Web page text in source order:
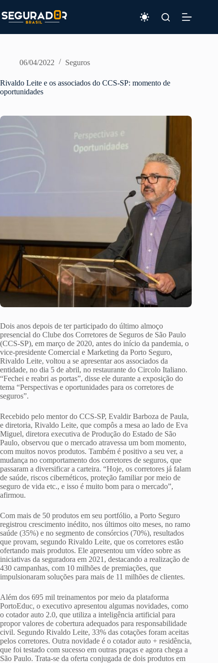
para
o
06/04/2022 Seguros
Rivaldo Leite e os associados do CCS-SP: momento de
oportunidades
Dois anos depois de ter participado do último almoço
presencial do Clube dos Corretores de Seguros de São Paulo
(CCS-SP), em março de 2020, antes do início da pandemia, o
vice-presidente Comercial e Marketing da Porto Seguro,
Rivaldo Leite, voltou a se apresentar aos associados da
entidade, no dia 5 de abril, no restaurante do Circolo Italiano.
“Fechei e reabri as portas”, disse ele durante a exposição do
tema “Perspectivas e oportunidades para os corretores de
seguros”.
Recebido pelo mentor do CCS-SP, Evaldir Barboza de Paula,
e diretoria, Rivaldo Leite, que compôs a mesa ao lado de Eva
Miguel, diretora executiva de Produção do Estado de São
Paulo, observou que o mercado atravessa um bom momento,
com muitos novos produtos. Também é positivo a seu ver, a
mudança no comportamento dos corretores de seguros, que
passaram a diversificar a carteira. “Hoje, os corretores já falam
de saúde, riscos cibernéticos, proteção familiar por meio de
seguro de vida etc., e isso é muito bom para o mercado”,
afirmou.
Com mais de 50 produtos em seu portfólio, a Porto Seguro
registrou crescimento inédito, nos últimos oito meses, no ramo
saúde (35%) e no segmento de consórcios (70%), resultados
que provam, segundo Rivaldo Leite, que os corretores estão
ofertando mais produtos. Ele apresentou um vídeo sobre as
iniciativas da seguradora em 2021, destacando a realização de
430 campanhas, com 10 milhões de premiações, que
impulsionaram soluções para mais de 11 milhões de clientes.
Além dos 695 mil treinamentos por meio da plataforma
PortoEduc, o executivo apresentou algumas novidades, como
o cotador auto 2.0, que utiliza a inteligência artificial para
propor valores de cobertura adequados para responsabilidade
civil. Segundo Rivaldo Leite, 33% das cotações foram aceitas
pelos corretores. Outra novidade é o cotador auto + residência,
que foi testado com sucesso em outras praças e agora chega a
São Paulo. Trata-se da oferta conjugada de dois produtos em